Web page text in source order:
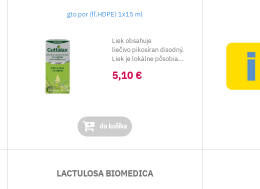
gto por (fľ.HDPE) 1x15 ml
Liek obsahuje
liečivo pikosíran disodný.
Liek je lokálne pôsobia...
5,10 €
do košíka
LACTULOSA BIOMEDICA